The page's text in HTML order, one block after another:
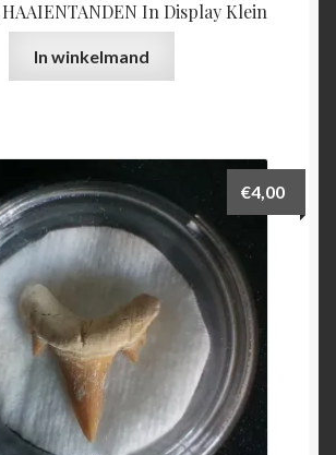
In Display Klein
In winkelmand
€4,00